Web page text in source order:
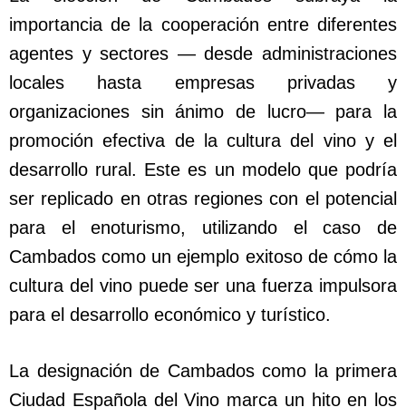
importancia de la cooperación entre diferentes
agentes y sectores — desde administraciones
locales hasta empresas privadas y
organizaciones sin ánimo de lucro— para la
promoción efectiva de la cultura del vino y el
desarrollo rural. Este es un modelo que podría
ser replicado en otras regiones con el potencial
para el enoturismo, utilizando el caso de
Cambados como un ejemplo exitoso de cómo la
cultura del vino puede ser una fuerza impulsora
para el desarrollo económico y turístico.
La designación de Cambados como la primera
Ciudad Española del Vino marca un hito en los